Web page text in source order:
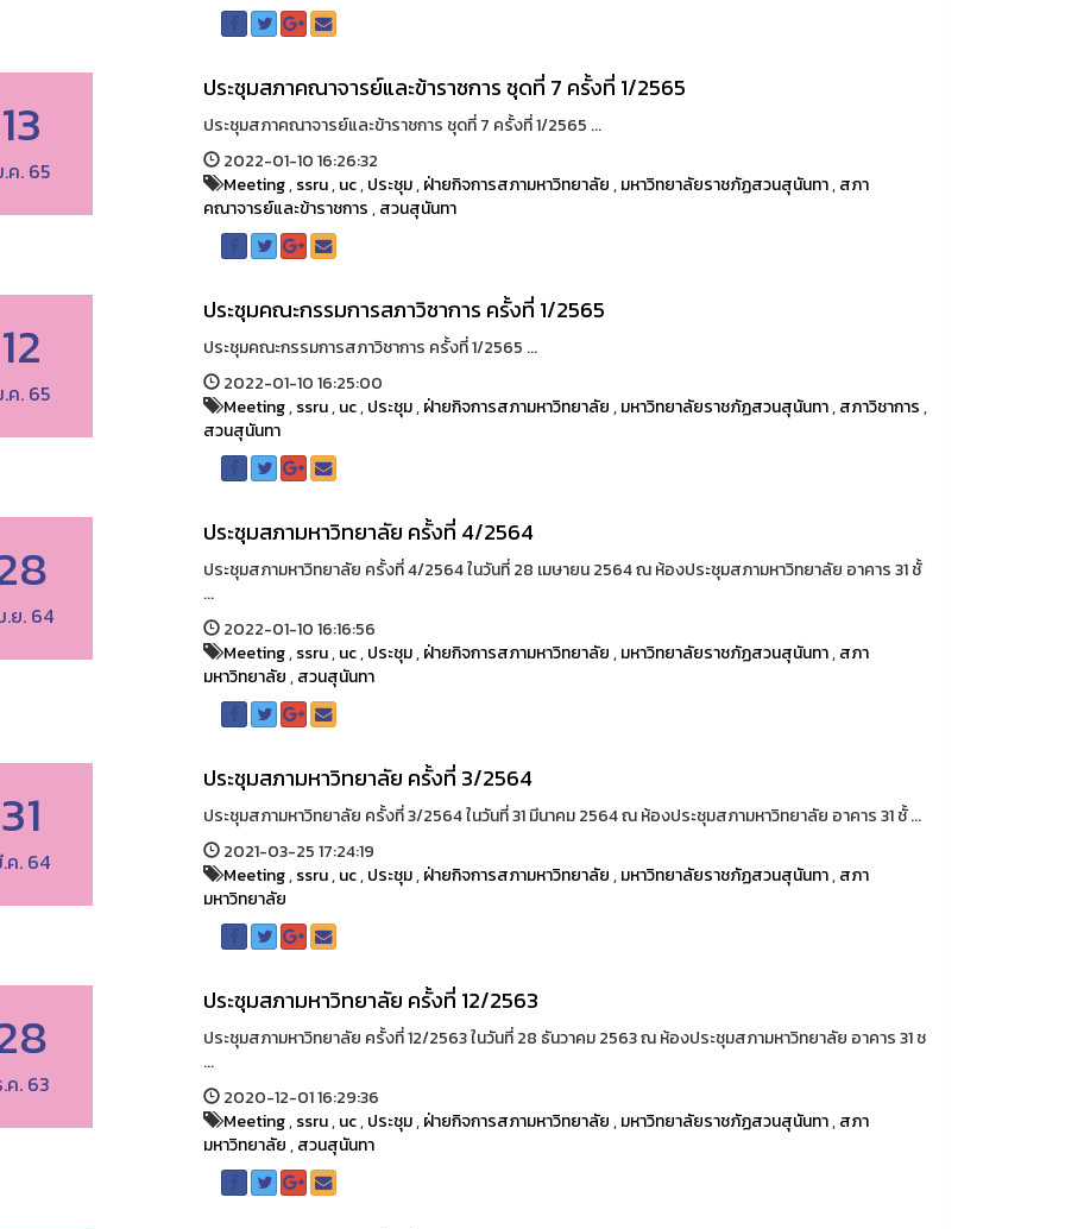
13
ค. 65
ประชุมสภาคณาจารย์และข้าราชการ ชุดที่ 7 ครั้งที่ 1/2565
ประชุมสภาคณาจารย์และข้าราชการ ชุดที่ 7 ครั้งที่ 1/2565 ...
2022-01-10 16:26:32
Meeting,ssru,uc,ประชุม,ฝ่ายกิจการสภามหาวิทยาลัย,มหาวิทยาลัยราชภัฏสวนสุนันทา,สภา
คณาจารย์และข้าราชการ,สวนสุนันทา
12
ค. 65
ประชุมคณะกรรมการสภาวิชาการ ครั้งที่ 1/2565
ประชุมคณะกรรมการสภาวิชาการ ครั้งที่ 1/2565 ...
2022-01-10 16:25:00
Meeting,ssru,uc,ประชุม,ฝ่ายกิจการสภามหาวิทยาลัย,มหาวิทยาลัยราชภัฏสวนสุนันทา,สภาวิชาการ,
สวนสุนันทา
.ย. 64
ประชุมสภามหาวิทยาลัย ครั้งที่ 4/2564
ประชุมสภามหาวิทยาลัย ครั้งที่ 4/2564 ในวันที่ 28 เมษายน 2564 ณ ห้องประชุมสภามหาวิทยาลัย อาคาร 31 ชั้
...
2022-01-10 16:16:56
Meeting,ssru,uc,ประชุม,ฝ่ายกิจการสภามหาวิทยาลัย,มหาวิทยาลัยราชภัฏสวนสุนันทา,สภา
มหาวิทยาลัย,สวนสุนันทา
31
ค. 64
ประชุมสภามหาวิทยาลัย ครั้งที่ 3/2564
ประชุมสภามหาวิทยาลัย ครั้งที่ 3/2564 ในวันที่ 31 มีนาคม 2564 ณ ห้องประชุมสภามหาวิทยาลัย อาคาร 31 ชั้ ...
2021-03-25 17:24:19
Meeting,ssru,uc,ประชุม,ฝ่ายกิจการสภามหาวิทยาลัย,มหาวิทยาลัยราชภัฏสวนสุนันทา,สภา
มหาวิทยาลัย
ค. 63
ประชุมสภามหาวิทยาลัย ครั้งที่ 12/2563
ประชุมสภามหาวิทยาลัย ครั้งที่ 12/2563 ในวันที่ 28 ธันวาคม 2563 ณ ห้องประชุมสภามหาวิทยาลัย อาคาร 31 ช
...
2020-12-01 16:29:36
Meeting,ssru,uc,ประชุม,ฝ่ายกิจการสภามหาวิทยาลัย,มหาวิทยาลัยราชภัฏสวนสุนันทา,สภา
มหาวิทยาลัย,สวนสุนันทา